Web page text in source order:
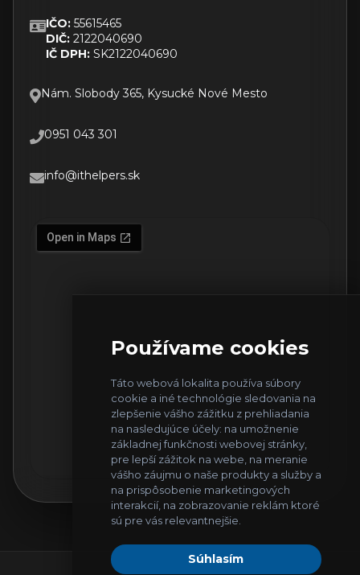
Používame cookies
Táto webová lokalita používa súbory
cookie a iné technológie sledovania na
zlepšenie vášho zážitku z prehliadania
na nasledujúce účely: na umožnenie
základnej funkčnosti webovej stránky,
pre lepší zážitok na webe na meranie
vášho záujmu o naše produkty a služby a
na prispôsobenie marketingových
interakcií, na zobrazovanie reklám ktoré
sú pre vás relevantnejšie
Súhlasím
IČO: 55615465
DIČ: 2122040690
IČ DPH: SK2122040690
Nám. Slobody 365, Kysucké Nové Mesto
0951 043 301
info@ithelpers.sk